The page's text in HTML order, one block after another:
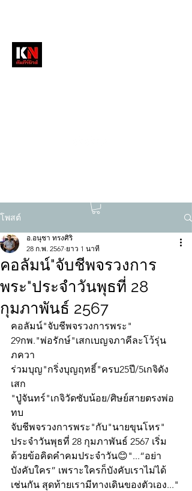
โพสต์
คอลัมน์"จับชีพจรวงการ
พระ"ประจำวันพุธที่ 28
กุมภาพันธ์ 2567
อ.อนุชา ทรงศิริ
28 ก.พ. 2567 ยาว 1 นาที
คอลัมน์"จับชีพจรวงการพระ"
29กพ."พ่อรักษ์"เสกเบญจภาคีละโว้รุ่น
ภควา
ร่วมบุญ"กริ่งบุญฤทธิ์"ครบ25ปี/5เกจิดัง
เสก
"ปู่จันทร์"เกจิวัดซับน้อย/ศิษย์สายตรงพ่อ
ทบ
จับชีพจรวงการพระ"กับ"นายขุนโหร"
ประจำวันพุธที่ 28 กุมภาพันธ์ 2567 เริ่ม
ด้วยข้อคิดคำคมประจำวัน😊"...“อย่า
บังคับใคร” เพราะใครก็บังคับเราไม่ได้
เช่นกัน สุดท้ายเรามีทางเดินของตัวเอง..."